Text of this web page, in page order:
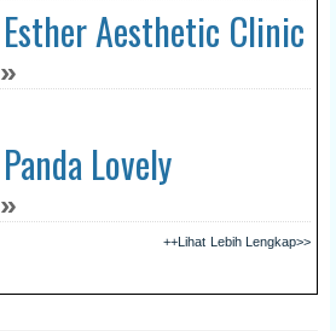
Esther Aesthetic Clinic
»
Panda Lovely
»
++Lihat Lebih Lengkap>>